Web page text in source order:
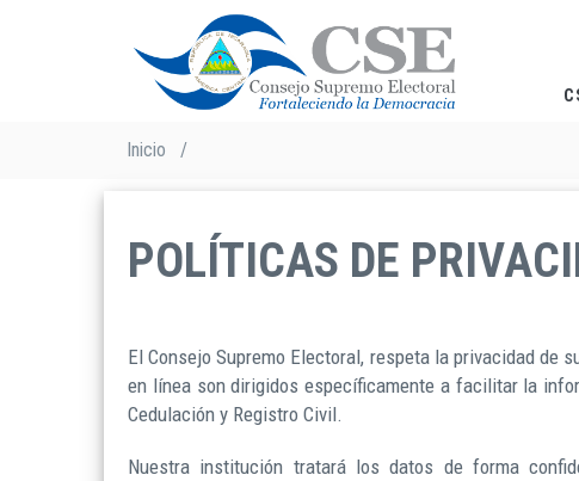
Sobrescribir
la
Inicio /
POLÍTICAS DE
El Consejo Supremo Electoral, respeta la privacidad
en línea son dirigidos específicamente a facilitar la
Cedulación y Registro Civil.
Nuestra institución tratará los datos de forma